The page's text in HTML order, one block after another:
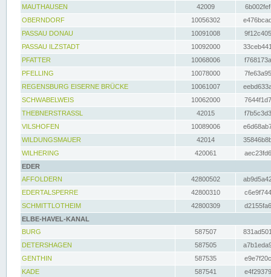
MAUTHAUSEN
42009
OBERNDORF
10056302
PASSAU DONAU
10091008
PASSAU ILZSTADT
10092000
PFATTER
10068006
PFELLING
10078000
REGENSBURG EISERNE BRÜCKE
10061007
SCHWABELWEIS
10062000
THEBNERSTRASSL
42015
VILSHOFEN
10089006
WILDUNGSMAUER
42014
WILHERING
420061
EDER
AFFOLDERN
42800502
EDERTALSPERRE
42800310
SCHMITTLOTHEIM
42800309
ELBE-HAVEL-KANAL
BURG
587507
DETERSHAGEN
587505
GENTHIN
587535
KADE
587541